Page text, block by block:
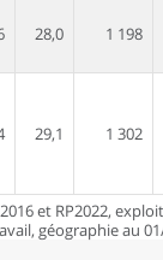
28,0 1 198
29,1 1 302
et RP2022,
géographie au